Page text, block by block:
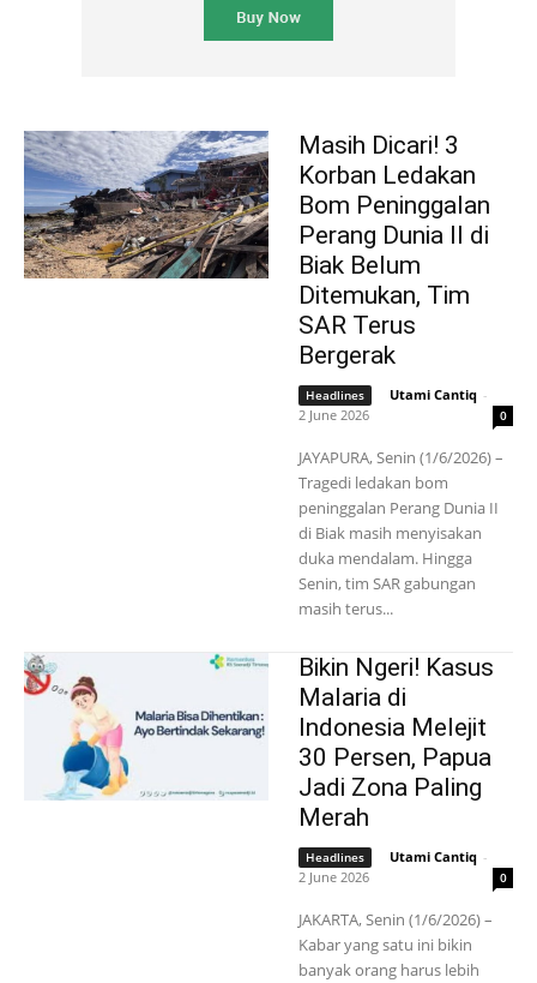
Masih Dicari! 3
Korban Ledakan
Bom Peninggalan
Perang Dunia II di
Biak Belum
Ditemukan, Tim
SAR Terus
Bergerak
Headlines Utami Cantiq -
2 June 2026
0
JAYAPURA, Senin (1/6/2026) –
Tragedi ledakan bom
peninggalan Perang Dunia II
di Biak masih menyisakan
duka mendalam. Hingga
Senin, tim SAR gabungan
masih terus...
Bikin Ngeri! Kasus
Malaria di
Indonesia Melejit
30 Persen, Papua
Jadi Zona Paling
Merah
Headlines Utami Cantiq -
2 June 2026
0
JAKARTA, Senin (1/6/2026) –
Kabar yang satu ini bikin
banyak orang harus lebih